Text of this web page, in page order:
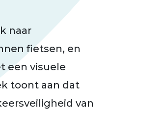
naar
fietsen, en
een visuele
toont aan dat
van